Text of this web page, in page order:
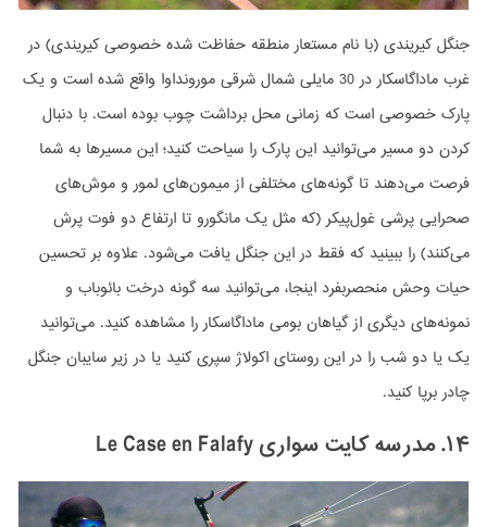
جنگل کیریندی (با نام مستعار منطقه حفاظت شده خصوصی کیریندی) در
غرب ماداگاسکار در 30 مایلی شمال شرقی مورونداوا واقع شده است و یک
پارک خصوصی است که زمانی محل برداشت چوب بوده است. با دنبال
کردن دو مسیر می‌توانید این پارک را سیاحت کنید؛ این مسیرها به شما
فرصت می‌دهند تا گونه‌های مختلفی از میمون‌های لمور و موش‌های
صحرایی پرشی غول‌پیکر (که مثل یک مانگورو تا ارتفاع دو فوت پرش
می‌کنند) را ببینید که فقط در این جنگل یافت می‌شود. علاوه بر تحسین
حیات وحش منحصربفرد اینجا، می‌توانید سه گونه درخت بائوباب و
نمونه‌های دیگری از گیاهان بومی ماداگاسکار را مشاهده کنید. می‌توانید
یک یا دو شب را در این روستای اکولاژ سپری کنید یا در زیر سایبان جنگل
چادر برپا کنید.
۱۴. مدرسه کایت سواری Le Case en Falafy